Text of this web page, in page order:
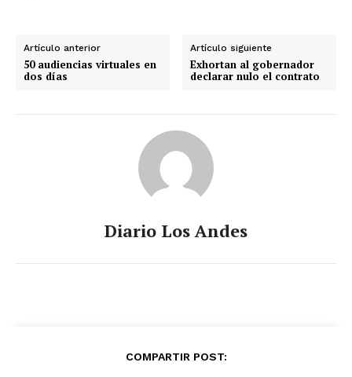
Artículo anterior
50 audiencias virtuales en
dos días
Artículo siguiente
Exhortan al gobernador
declarar nulo el contrato
Diario Los Andes
COMPARTIR POST: